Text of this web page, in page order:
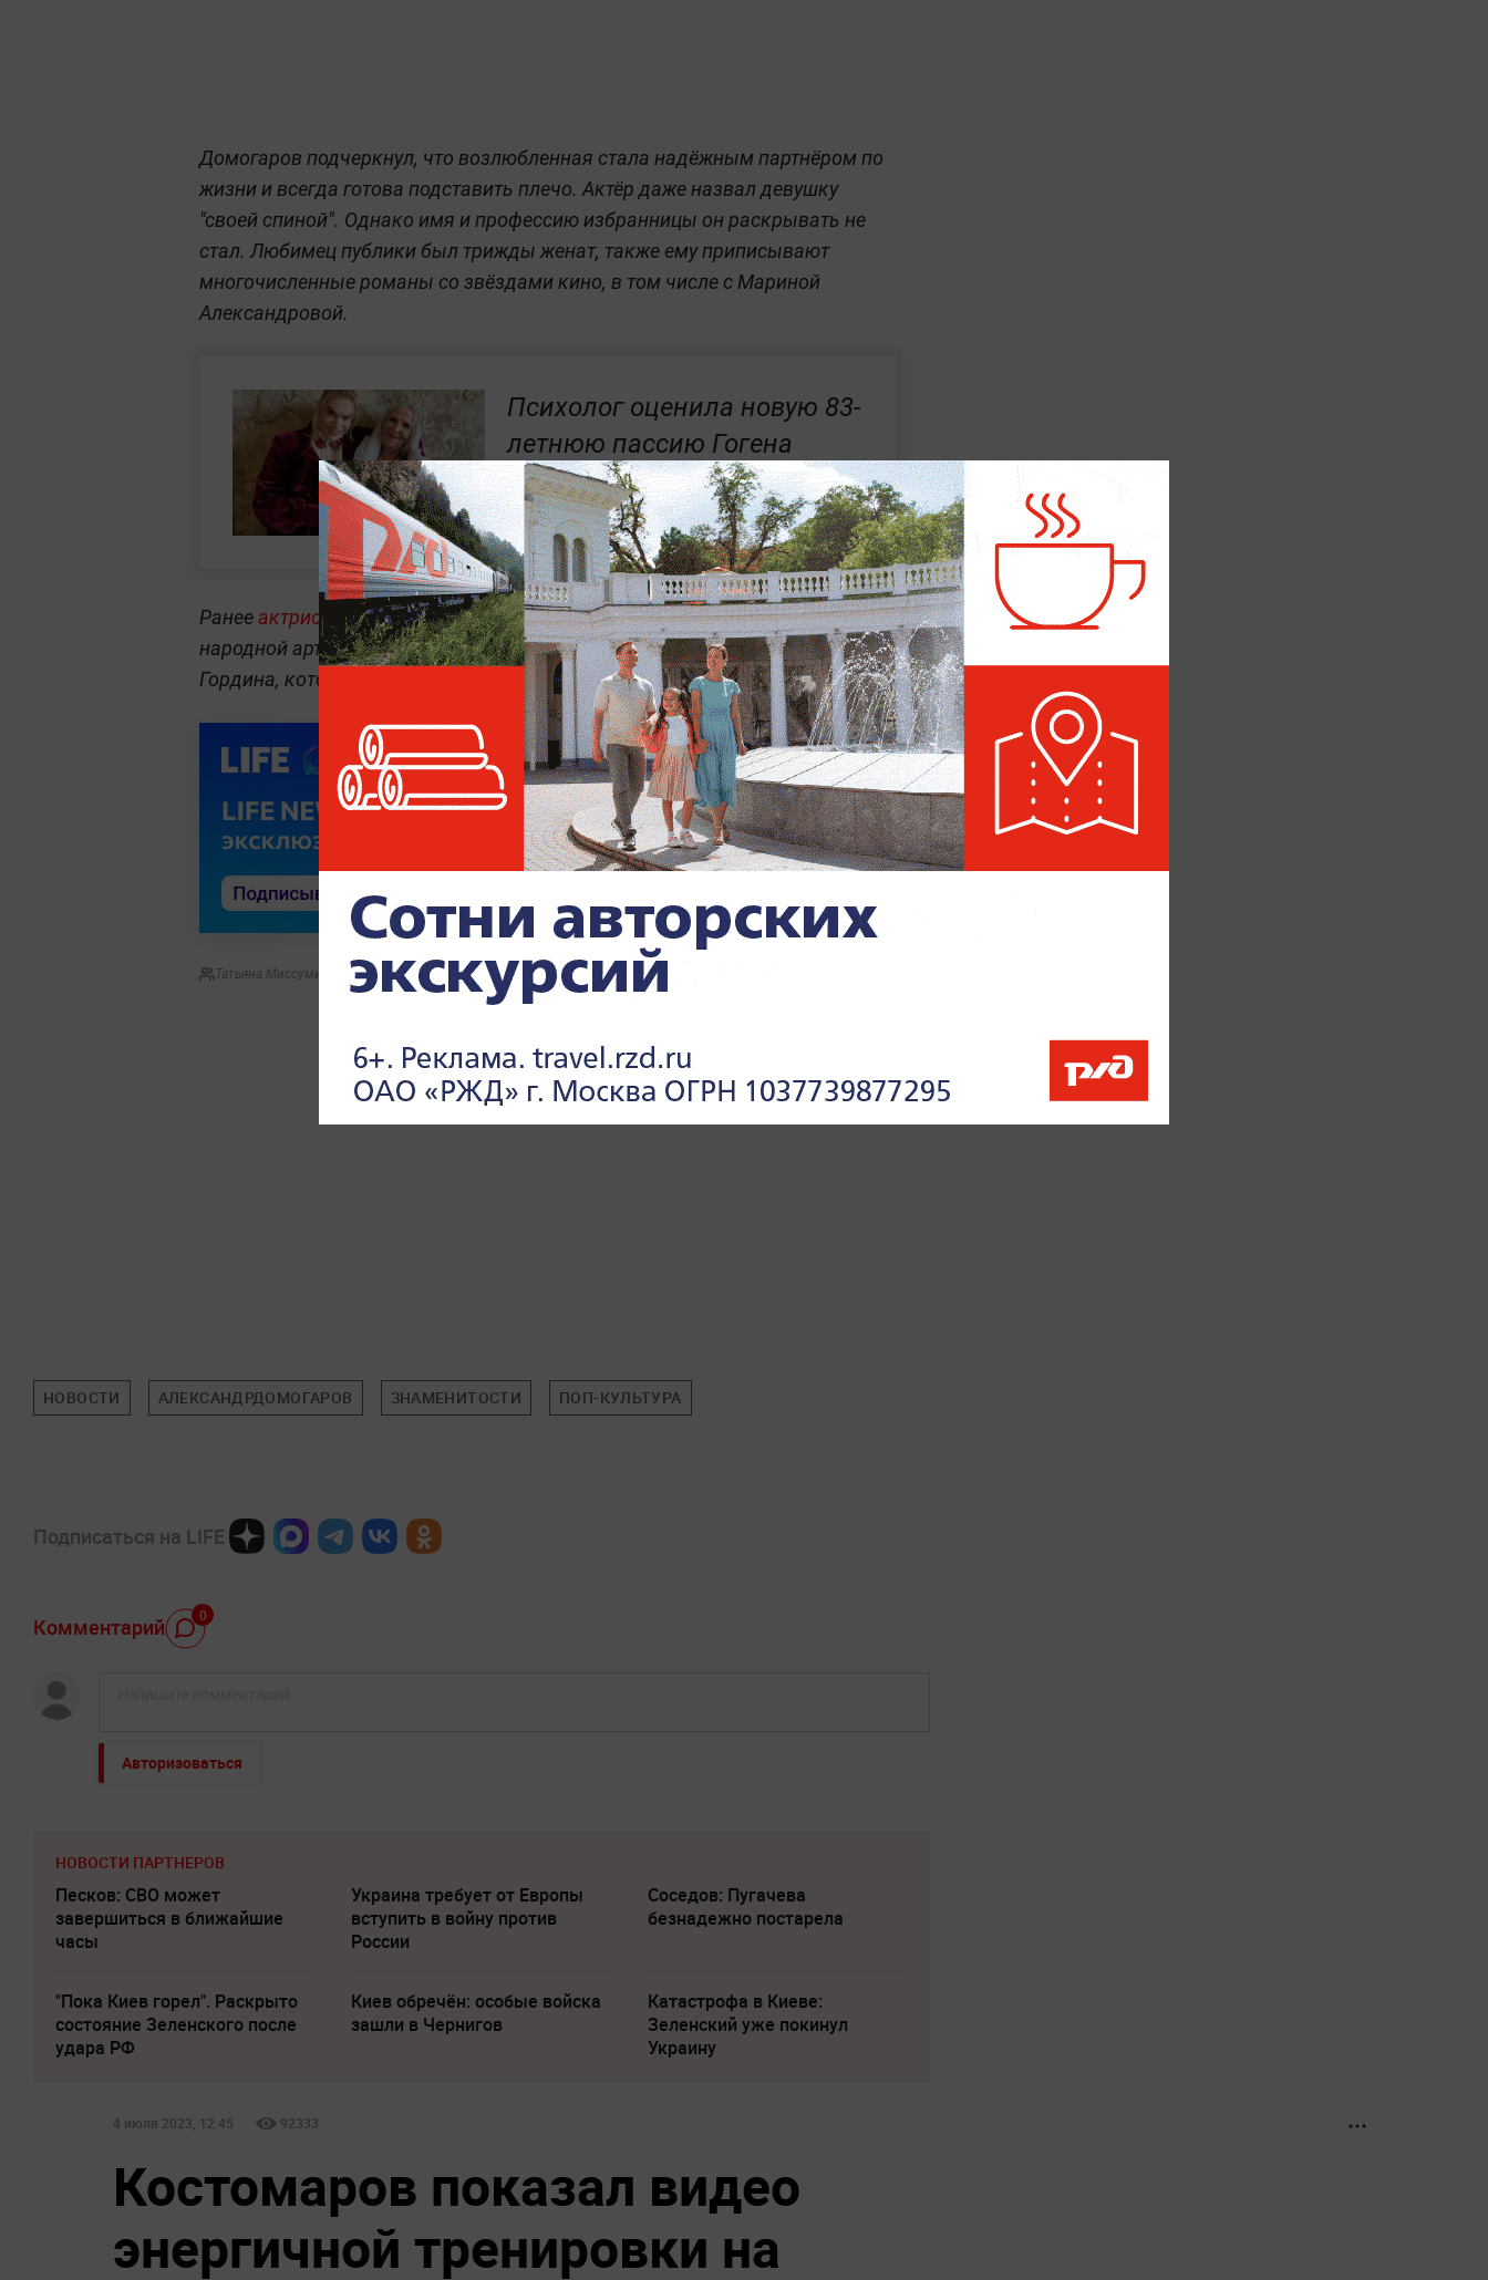
Домогаров подчеркнул, что возлюбленная стала надёжным партнёром по
жизни и всегда готова подставить плечо. Актёр даже назвал девушку
"своей спиной". Однако имя и профессию избранницы он раскрывать не
стал. Любимец публики был трижды женат, также ему приписывают
многочисленные романы со звёздами кино, в том числе с Мариной
Александровой.
Психолог оценила новую 83-
летнюю пассию Гогена
Солнцева и сделала один
вывод
Ранееактриса и телеведущая Юлия Меньшова показала стильный образ
народной артистки России Веры Алентовой на свадьбе внука — Игоря
Гордина, который 20 июня женился на актрисе Марии Кукушкиной.
Татьяна Миссуми
НОВОСТИ АЛЕКСАНДРДОМОГАРОВ ЗНАМЕНИТОСТИ ПОП-КУЛЬТУРА
Подписаться на LIFE
Комментарий 0
Авторизоваться
НОВОСТИ ПАРТНЕРОВ
Песков: СВО может
завершиться в ближайшие
часы
Украина требует от Европы
вступить в войну против
России
Соседов: Пугачева
безнадежно постарела
"Пока Киев горел". Раскрыто
состояние Зеленского после
удара РФ
Киев обречён: особые войска
зашли в Чернигов
Катастрофа в Киеве:
Зеленский уже покинул
Украину
4 июля 2023, 12:45 92333
Костомаров показал видео
энергичной тренировки на